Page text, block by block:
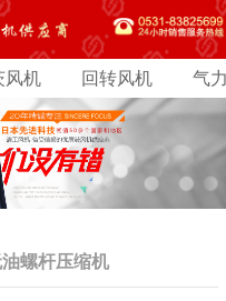
风机 回转风机 气
螺杆压缩机